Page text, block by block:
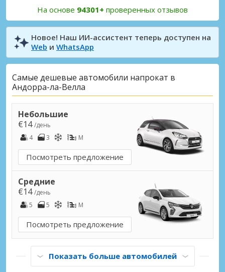
На основе 94301+ проверенных отзывов
Новое! Наш ИИ-ассистент теперь доступен на
Web и WhatsApp
Самые дешевые автомобили напрокат в
Андорра-ла-Велла
Небольшие
€14/день
4
3 M
Посмотреть предложение
Средние
€14/день
5
5 M
Посмотреть предложение
Показать больше автомобилей